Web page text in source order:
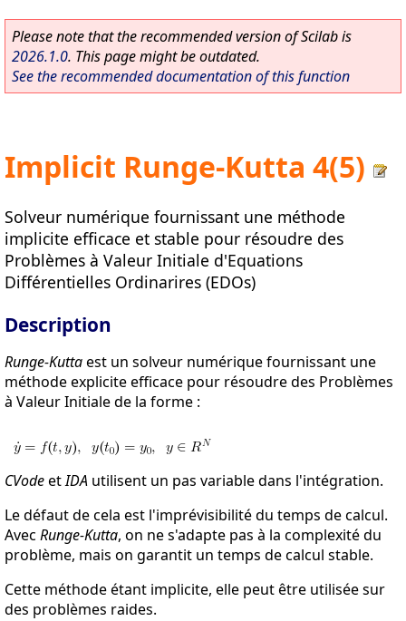
Please note that the recommended version of Scilab is
2026.1.0. This page might be outdated.
See the recommended documentation of this function
Implicit Runge-Kutta 4(5)
Solveur numérique fournissant une méthode
implicite efficace et stable pour résoudre des
Problèmes à Valeur Initiale d'Equations
Différentielles Ordinarires (EDOs)
Description
Runge-Kuttaest un solveur numérique fournissant une
méthode explicite efficace pour résoudre des Problèmes
à Valeur Initiale de la forme :
CVodeetIDA utilisent un pas variable dans l'intégration.
Le défaut de cela est l'imprévisibilité du temps de calcul.
Avec Runge-Kutta, on ne s'adapte pas à la complexité du
problème, mais on garantit un temps de calcul stable.
Cette méthode étant implicite, elle peut être utilisée sur
des problèmes raides.